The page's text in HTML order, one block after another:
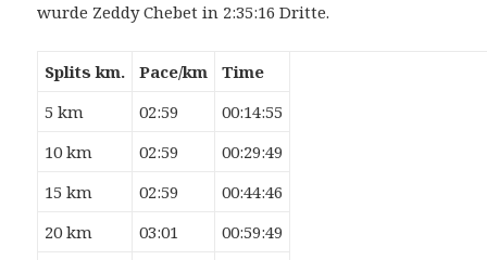
wurde Zeddy Chebet in 2:35:16 Dritte.
Splits km. Pace/km
Time
5 km
02:59
00:14:55
10 km
02:59
00:29:49
15 km
02:59
00:44:46
20 km
03:01
00:59:49